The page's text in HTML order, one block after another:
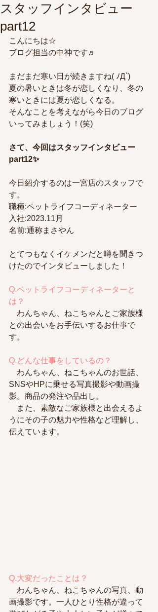
スタッフインタビュー
part12
こんにちは☆
ブログ担当の中神です♬
まだまだ寒い日が続きますね( ﾉД`)
夏の暑いときは冬が恋しくなり、冬の
寒いときには夏が恋しくなる。
そんなことを考えながら今日のブログ
いってみましょう！(笑)
さて、今回はスタッフインタビュー
part12✨
今日紹介するのは一宮店のスタッフで
す。
職種:ペットライフコーディネーター
入社:2023.11月
名前:通称まさやん
とてつもなくイケメンだと噂を聞きつ
けたのでインタビューしました！
Q.ペットライフコーディネーターと
は？
わんちゃん、ねこちゃんとご家族様
との出会いをお手伝いするお仕事で
す。
Q.どんな仕事をしているの？
わんちゃん、ねこちゃんのお世話、
SNSやHPに乗せる写真撮影や動画撮
影。商品の発注や品出し。
また、素敵なご家族様と出会えるよ
うにその子の魅力や性格など理解し、
伝えています。
Q.大変だったことは？
わんちゃん、ねこちゃんの写真、動
画撮影です。一人ひとり性格が違って